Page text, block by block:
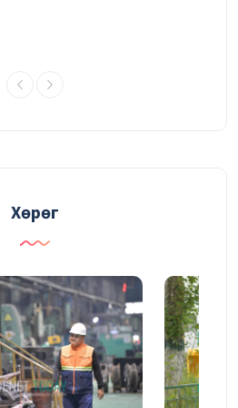
өргөжүүлж байна
Хөрөг